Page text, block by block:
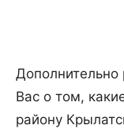
Дополнительно
Вас о том,
району